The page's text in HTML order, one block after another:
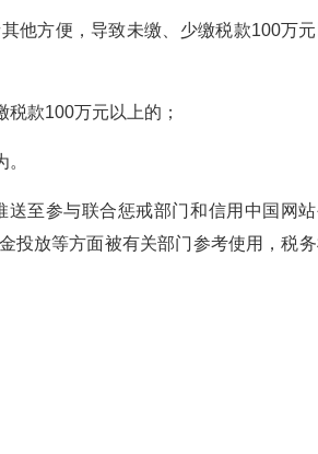
他方便，导致未缴、少缴税款100万元
款100万元以上的；
至参与联合惩戒部门和信用中国网
投放等方面被有关部门参考使用，税